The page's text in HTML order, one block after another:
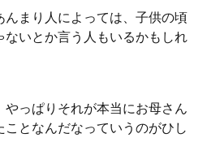
んまり人によっては、子供の頃
いとか言う人もいるかもしれ
っぱりそれが本当にお母さん
となんだなっていうのがひし